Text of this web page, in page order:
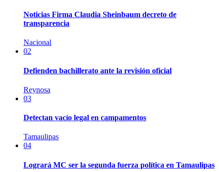
Noticias Firma Claudia Sheinbaum decreto de
transparencia
Nacional
02
Defienden bachillerato ante la revisión oficial
Reynosa
03
Detectan vacío legal en campamentos
Tamaulipas
04
Logrará MC ser la segunda fuerza política en Tamaulipas